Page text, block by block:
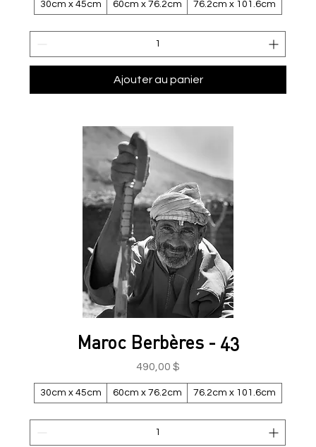
30cm x 45cm 60cm x 76.2cm 76.2cm x 101.6cm
Ajouter au panier
Maroc Berbères - 43
Prix
490,00 $
30cm x 45cm 60cm x 76.2cm 76.2cm x 101.6cm